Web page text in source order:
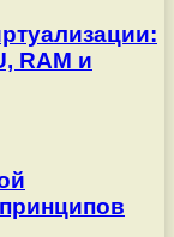
RAM и